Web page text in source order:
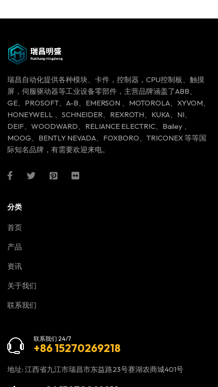
瑞昌自动化提供各种模块、卡件，控制器，CPU控制板、触摸
屏，伺服驱动器等工业设备零部件，主营品牌涵盖了ABB、
GE、PROSOFT、A-B、EMERSON 、MOTOROLA、XYVOM、
HONEYWELL 、SCHNEIDER、REXROTH、KUKA、NI、
DEIF、WOODWARD、RELIANCE ELECTRIC、Bailey 、
MOOG、BENTLY NEVADA、FOXBORO、TRICONEX 等等国
际知名品牌，有需要欢迎来电。
分类
首页
产品
资讯
关于我们
联系我们
联系我们 24/7
+86 15270269218
地址: 江西省九江市瑞昌市东益路23号赛湖农商城401号